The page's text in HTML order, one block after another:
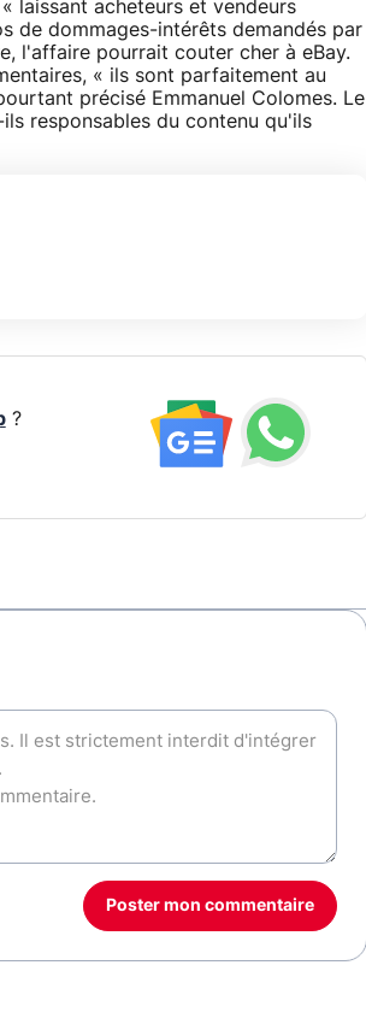
laissant acheteurs et vendeurs
de dommages-intérêts demandés par
l'affaire pourrait couter cher à eBay.
« ils sont parfaitement au
précisé Emmanuel Colomes. Le
responsables du contenu qu'ils
?
Poster mon commentaire